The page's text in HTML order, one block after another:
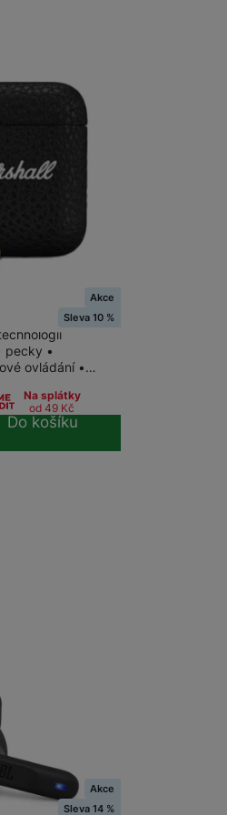
Akce
Sleva 10 %
pecky •
ovládání •…
Na splátky
od 49 Kč
Do košíku
Black
Akce
Sleva 14 %